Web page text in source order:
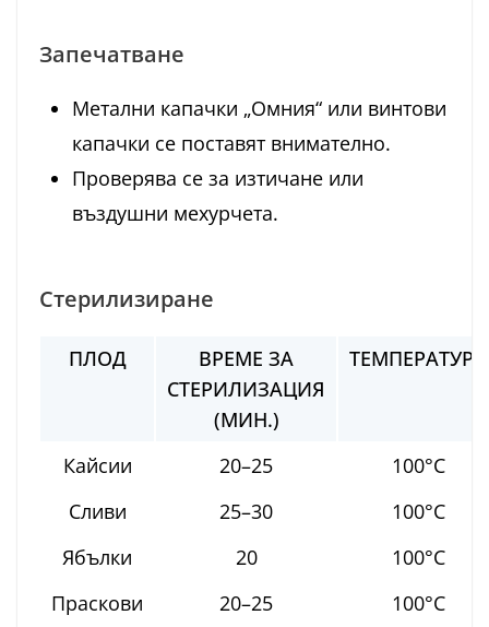
Запечатване
Метални капачки „Омния“ или винтови
капачки се поставят внимателно.
Проверява се за изтичане или
въздушни мехурчета.
Стерилизиране
ПЛОД
ВРЕМЕ ЗА
СТЕРИЛИЗАЦИЯ
(МИН.)
ТЕМПЕРАТУРА
Кайсии 20–25
100°C
Сливи
25–30
100°C
Ябълки
20
100°C
Праскови
20–25
100°C